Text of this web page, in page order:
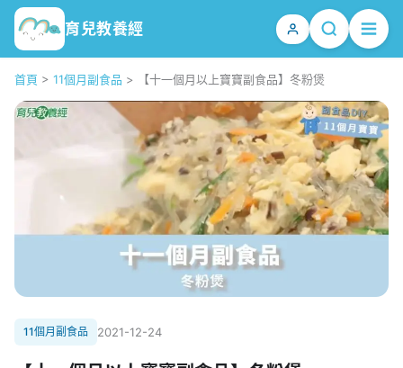
育兒教養經
首頁 > 11個月副食品 > 【十一個月以上寶寶副食品】冬粉煲
11個月副食品 2021-12-24